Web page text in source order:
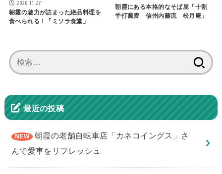
2020.11.27
朝霞の魅力が詰まった絶品料理を
食べられる！「ミソラ食堂」
朝霞にある本格的なそば屋「十割
手打蕎麦 信州内藤流 松月庵」
索:
最近の投稿
朝霞の老舗自転車店「カネコイングス」さ
んで愛車をリフレッシュ